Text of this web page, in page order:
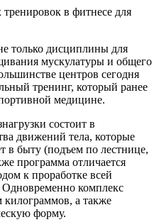
только дисциплины для
мускулатуры и общего
центров сегодня
тренинг, который ранее
медицине.
состоит в
движений тела, которые
в быту (подъем по лестнице,
программа отличается
к проработке всей
комплекс
килограммов, а также
форму.